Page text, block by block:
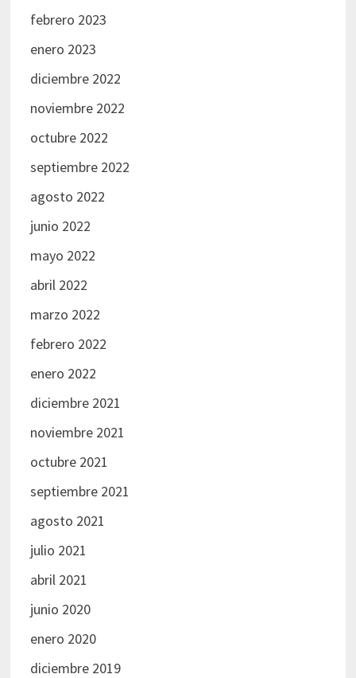
febrero 2023
enero 2023
diciembre 2022
noviembre 2022
octubre 2022
septiembre 2022
agosto 2022
junio 2022
mayo 2022
abril 2022
marzo 2022
febrero 2022
enero 2022
diciembre 2021
noviembre 2021
octubre 2021
septiembre 2021
agosto 2021
julio 2021
abril 2021
junio 2020
enero 2020
diciembre 2019